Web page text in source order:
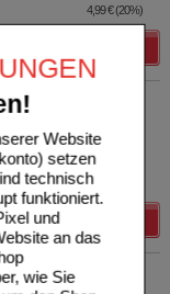
Website
setzen
technisch
funktioniert.
und
an das
wie Sie
4,99 €(20%)
*
2,59 €